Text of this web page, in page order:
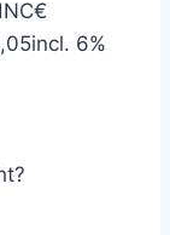
€
incl. 6%